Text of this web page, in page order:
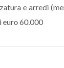
e arredi
euro 60.000